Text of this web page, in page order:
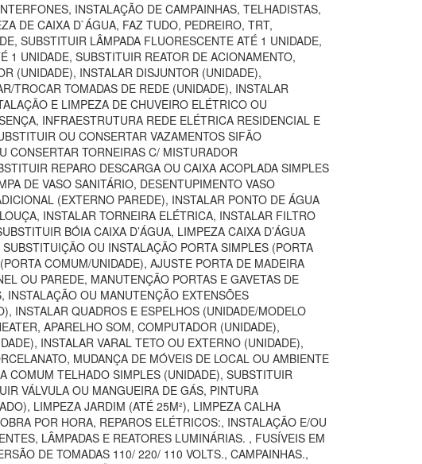
INSTALAÇÃO DE CAMPAINHAS, TELHADISTAS,
DE CAIXA D`ÁGUA, FAZ TUDO, PEDREIRO, TRT,
SUBSTITUIR LÂMPADA FLUORESCENTE ATÉ 1 UNIDADE,
1 UNIDADE, SUBSTITUIR REATOR DE ACIONAMENTO,
(UNIDADE), INSTALAR DISJUNTOR (UNIDADE),
TROCAR TOMADAS DE REDE (UNIDADE), INSTALAR
E LIMPEZA DE CHUVEIRO ELÉTRICO OU
INFRAESTRUTURA REDE ELÉTRICA RESIDENCIAL E
OU CONSERTAR VAZAMENTOS SIFÃO
CONSERTAR TORNEIRAS C/ MISTURADOR
REPARO DESCARGA OU CAIXA ACOPLADA SIMPLES
DE VASO SANITÁRIO, DESENTUPIMENTO VASO
(EXTERNO PAREDE), INSTALAR PONTO DE ÁGUA
INSTALAR TORNEIRA ELÉTRICA, INSTALAR FILTRO
BÓIA CAIXA D’ÁGUA, LIMPEZA CAIXA D’ÁGUA
OU INSTALAÇÃO PORTA SIMPLES (PORTA
COMUM/UNIDADE), AJUSTE PORTA DE MADEIRA
OU PAREDE, MANUTENÇÃO PORTAS E GAVETAS DE
INSTALAÇÃO OU MANUTENÇÃO EXTENSÕES
INSTALAR QUADROS E ESPELHOS (UNIDADE/MODELO
APARELHO SOM, COMPUTADOR (UNIDADE),
INSTALAR VARAL TETO OU EXTERNO (UNIDADE),
MUDANÇA DE MÓVEIS DE LOCAL OU AMBIENTE
COMUM TELHADO SIMPLES (UNIDADE), SUBSTITUIR
VÁLVULA OU MANGUEIRA DE GÁS, PINTURA
LIMPEZA JARDIM (ATÉ 25M²), LIMPEZA CALHA
POR HORA, REPAROS ELÉTRICOS:, INSTALAÇÃO E/OU
LÂMPADAS E REATORES LUMINÁRIAS. , FUSÍVEIS EM
DE TOMADAS 110/ 220/ 110 VOLTS., CAMPAINHAS.,